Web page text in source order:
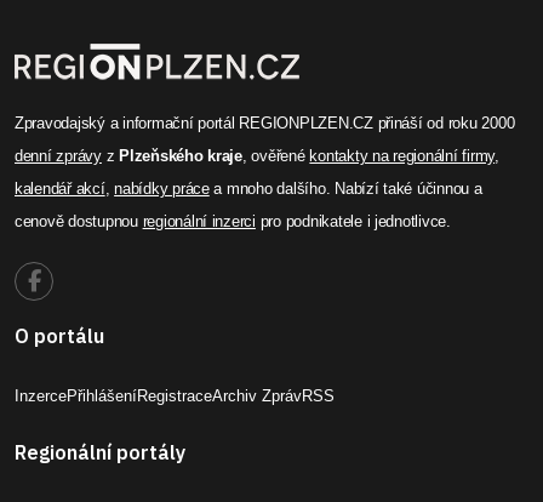
Zpravodajský a informační portál REGIONPLZEN.CZ přináší od roku 2000
denní zprávyz Plzeňského kraje, ověřené kontakty na regionální firmy,
kalendář akcí,nabídky prácea mnoho dalšího. Nabízí také účinnou a
cenově dostupnou regionální inzerci pro podnikatele i jednotlivce.
O portálu
InzercePřihlášeníRegistraceArchiv ZprávRSS
Regionální portály